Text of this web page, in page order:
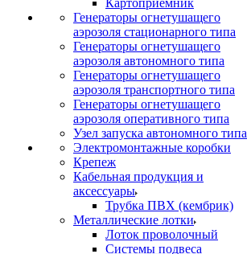
Картоприемник
Генераторы огнетушащего
аэрозоля стационарного типа
Генераторы огнетушащего
аэрозоля автономного типа
Генераторы огнетушащего
аэрозоля транспортного типа
Генераторы огнетушащего
аэрозоля оперативного типа
Узел запуска автономного типа
Электромонтажные коробки
Крепеж
Кабельная продукция и
аксессуары
Трубка ПВХ (кембрик)
Металлические лотки
Лоток проволочный
Системы подвеса